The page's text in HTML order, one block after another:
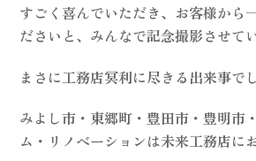
すごく喜んでいただき、お客様から
ださいと、みんなで記念撮影させて
まさに工務店冥利に尽きる出来事でし
みよし市・東郷町・豊田市・豊明市
ム・リノベーションは未来工務店に